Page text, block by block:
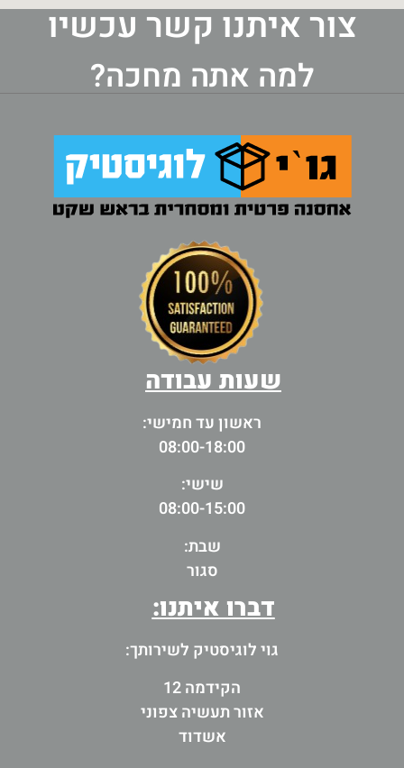
צור איתנו קשר עכשיו
למה אתה מחכה?
שעות עבודה
ראשון עד חמישי:
08:00-18:00
שישי:
08:00-15:00
שבת:
סגור
דברו איתנו:
גוי לוגיסטיק לשירותך:
הקידמה 12
אזור תעשיה צפוני
אשדוד